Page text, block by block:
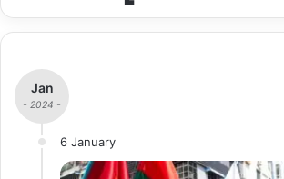
Jan
- 2024 -
6 January